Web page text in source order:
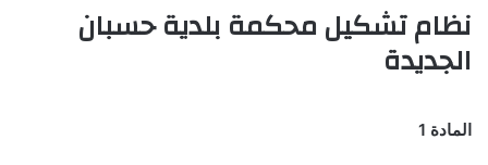
نظام تشكيل محكمة بلدية حسبان
الجديدة
المادة 1